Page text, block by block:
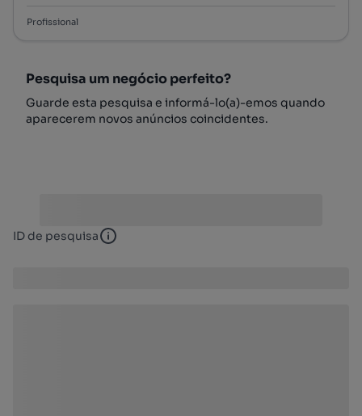
Profissional
Pesquisa um negócio perfeito?
Guarde esta pesquisa e informá-lo(a)-emos quando
aparecerem novos anúncios coincidentes.
ID de pesquisa ID de pesquisa